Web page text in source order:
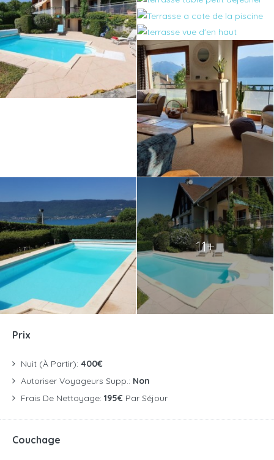
11+
Prix
Nuit (à Partir): 400€
Autoriser Voyageurs Supp.: Non
Frais De Nettoyage: 195€ Par Séjour
Couchage